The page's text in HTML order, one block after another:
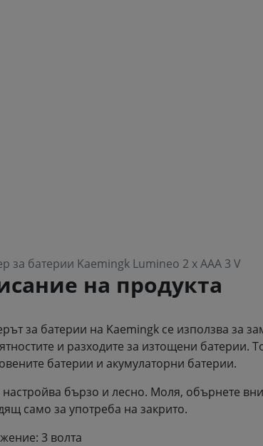
за батерии Kaemingk Lumineo 2 x AAA 3 V
на продукта
за батерии на Kaemingk се използва за
и разходите за изтощени батерии.
батерии и акумулаторни батерии.
настройва бързо и лесно. Моля, обърнете
само за употреба на закрито.
3 волта